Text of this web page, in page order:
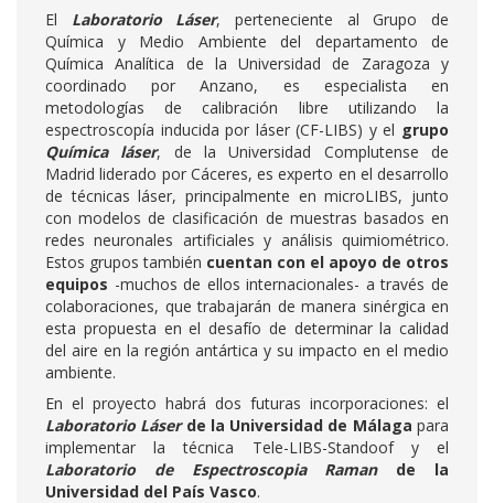
El Laboratorio Láser, perteneciente al Grupo de
Química y Medio Ambiente del departamento de
Química Analítica de la Universidad de Zaragoza y
coordinado por Anzano, es especialista en
metodologías de calibración libre utilizando la
espectroscopía inducida por láser (CF-LIBS) y el grupo
Química láser, de la Universidad Complutense de
Madrid liderado por Cáceres, es experto en el desarrollo
de técnicas láser, principalmente en microLIBS, junto
con modelos de clasificación de muestras basados en
redes neuronales artificiales y análisis quimiométrico.
Estos grupos también cuentan con el apoyo de otros
equipos -muchos de ellos internacionales- a través de
colaboraciones, que trabajarán de manera sinérgica en
esta propuesta en el desafío de determinar la calidad
del aire en la región antártica y su impacto en el medio
ambiente.
En el proyecto habrá dos futuras incorporaciones: el
Laboratorio Láser de la Universidad de Málaga para
implementar la técnica Tele-LIBS-Standoof y el
Laboratorio de Espectroscopia Ramande la
Universidad del País Vasco.